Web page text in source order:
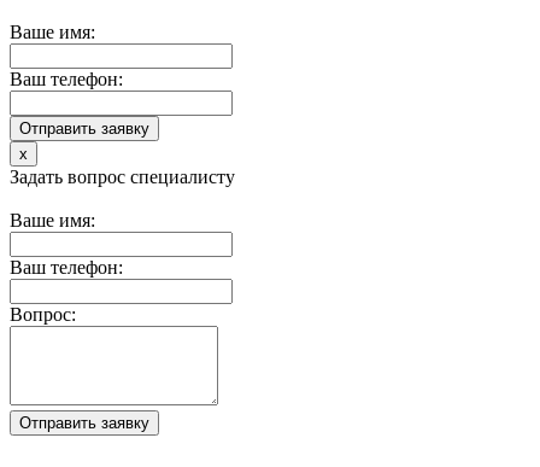
Ваше имя:
Ваш телефон:
x
Задать вопрос специалисту
Ваше имя:
Ваш телефон:
Вопрос: